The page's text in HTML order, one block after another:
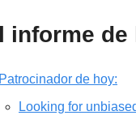
informe
de hoy:
Looking for